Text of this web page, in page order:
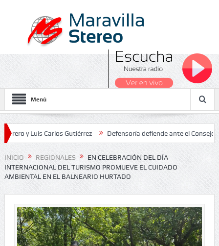
Menú
Carlos Gutiérrez Defensoría defiende ante el Consejo de
Nacionales 2026
INICIO REGIONALES
EN CELEBRACIÓN DEL DÍA
INTERNACIONAL DEL TURISMO PROMUEVE EL CUIDADO
AMBIENTAL EN EL BALNEARIO HURTADO